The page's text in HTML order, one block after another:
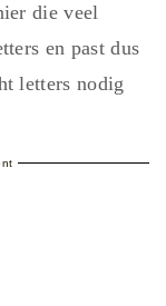
die veel
en past dus
letters nodig